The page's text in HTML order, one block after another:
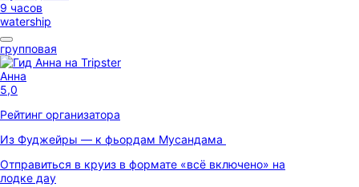
9 часов
watership
групповая
Анна
5,0
Рейтинг организатора
Из Фуджейры — к фьордам Мусандама
Отправиться в круиз в формате «всё включено» на
лодке дау